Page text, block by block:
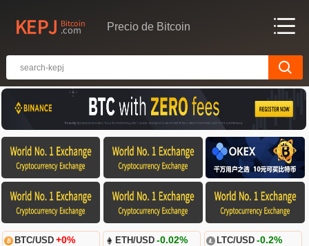
Precio de Bitcoin
BTC/USD +0% ETH/USD -0.02% LTC/USD -0.2%